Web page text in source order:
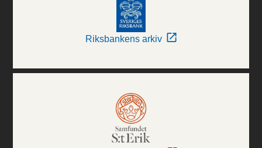
Riksbankens arkiv